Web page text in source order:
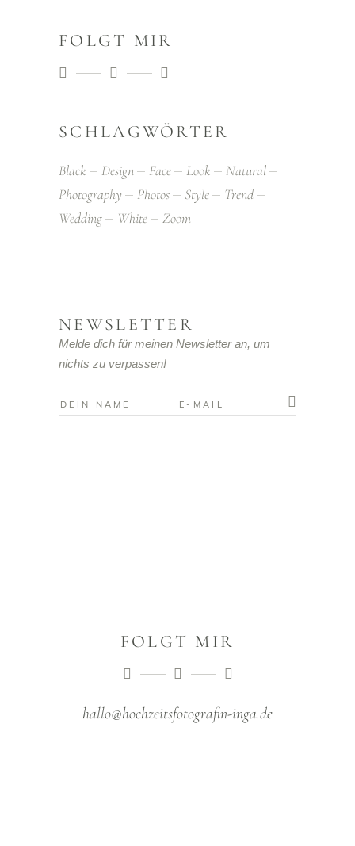
FOLGT MIR
SCHLAGWÖRTER
Black Design Face Look
Natural
Photography
Photos Style
Trend
Wedding
White Zoom
NEWSLETTER
Melde dich für meinen Newsletter an, um
nichts zu verpassen!
FOLGT MIR
hallo@hochzeitsfotografin-inga.de